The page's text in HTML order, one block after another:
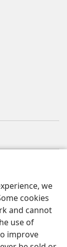
we
cookies
and cannot
use of
improve